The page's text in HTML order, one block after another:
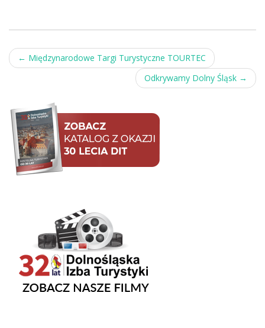
Post
← Międzynarodowe Targi Turystyczne TOURTEC
Odkrywamy Dolny Śląsk →